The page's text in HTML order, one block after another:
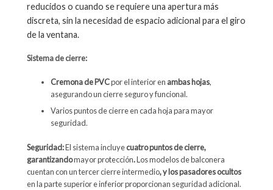
reducidos o cuando se requiere una apertura más
discreta, sin la necesidad de espacio adicional para el giro
de la ventana.
Sistema de cierre:
Cremona de PVCpor el interior en ambas hojas,
asegurando un cierre seguro y funcional.
Varios puntos de cierre en cada hoja para mayor
seguridad.
Seguridad:El sistema incluyecuatro puntos de cierre,
garantizandomayor protección.Los modelos de balconera
cuentan con un tercer cierre intermedio, y los pasadores ocultos
en la parte superior e inferior proporcionan seguridad adicional.